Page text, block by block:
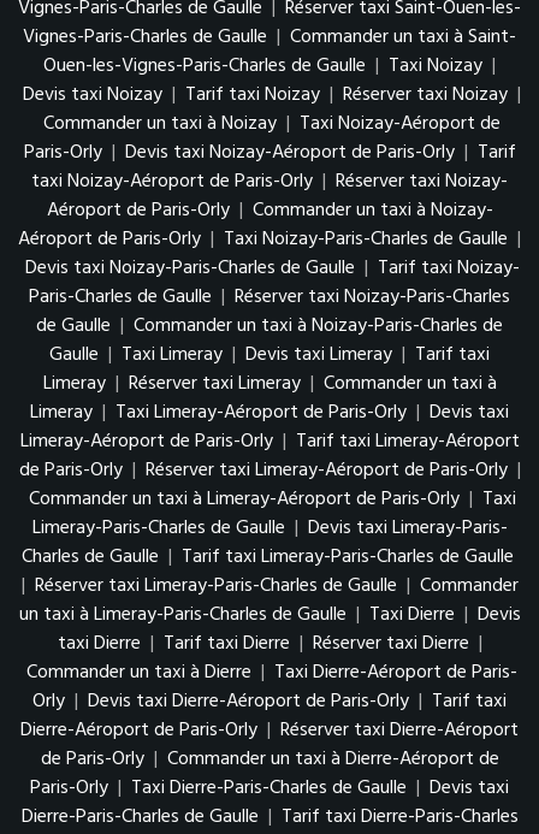
Vignes-Paris-Charles de Gaulle
Réserver taxi Saint-Ouen-les-
Vignes-Paris-Charles de Gaulle | Commander un taxi à Saint-
Ouen-les-Vignes-Paris-Charles de Gaulle | Taxi Noizay |
Devis taxi Noizay | Tarif taxi Noizay | Réserver taxi Noizay |
Commander un taxi à Noizay | Taxi Noizay-Aéroport de
Paris-Orly | Devis taxi Noizay-Aéroport de Paris-Orly | Tarif
taxi Noizay-Aéroport de Paris-Orly | Réserver taxi Noizay-
Aéroport de Paris-Orly | Commander un taxi à Noizay-
Aéroport de Paris-Orly | Taxi Noizay-Paris-Charles de Gaulle |
Devis taxi Noizay-Paris-Charles de Gaulle | Tarif taxi Noizay-
Paris-Charles de Gaulle | Réserver taxi Noizay-Paris-Charles
de Gaulle | Commander un taxi à Noizay-Paris-Charles de
Gaulle | Taxi Limeray | Devis taxi Limeray | Tarif taxi
Limeray | Réserver taxi Limeray | Commander un taxi à
Limeray | Taxi Limeray-Aéroport de Paris-Orly | Devis taxi
Limeray-Aéroport de Paris-Orly | Tarif taxi Limeray-Aéroport
de Paris-Orly | Réserver taxi Limeray-Aéroport de Paris-Orly |
Commander un taxi à Limeray-Aéroport de Paris-Orly | Taxi
Limeray-Paris-Charles de Gaulle | Devis taxi Limeray-Paris-
Charles de Gaulle | Tarif taxi Limeray-Paris-Charles de Gaulle
| Réserver taxi Limeray-Paris-Charles de Gaulle | Commander
un taxi à Limeray-Paris-Charles de Gaulle | Taxi Dierre | Devis
taxi Dierre | Tarif taxi Dierre | Réserver taxi Dierre |
Commander un taxi à Dierre | Taxi Dierre-Aéroport de Paris-
Orly | Devis taxi Dierre-Aéroport de Paris-Orly | Tarif taxi
Dierre-Aéroport de Paris-Orly | Réserver taxi Dierre-Aéroport
de Paris-Orly | Commander un taxi à Dierre-Aéroport de
Paris-Orly | Taxi Dierre-Paris-Charles de Gaulle | Devis taxi
Dierre-Paris-Charles de Gaulle | Tarif taxi Dierre-Paris-Charles